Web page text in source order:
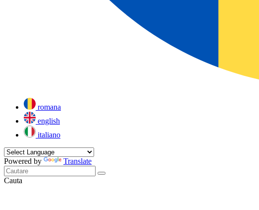
romana
english
italiano
Powered by Translate
Cauta